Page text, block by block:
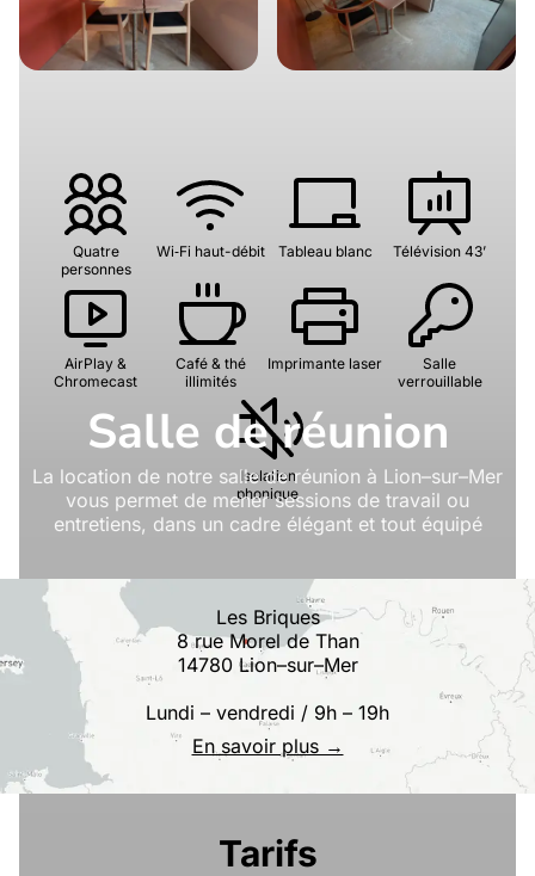
Salle de réunion
La location de notre salle de réunion à Lion–sur–Mer
vous permet de mener sessions de travail ou
entretiens, dans un cadre élégant et tout équipé
Quatre
personnes
Wi‑Fi haut-débit Tableau blanc Télévision 43’
AirPlay &
Chromecast
Café & thé
illimités
Imprimante laser
Salle
verrouillable
Isolation
phonique
Les Briques
8 rue Morel de Than
14780 Lion–sur–Mer
Lundi – vendredi / 9h – 19h
En savoir plus →
Tarifs